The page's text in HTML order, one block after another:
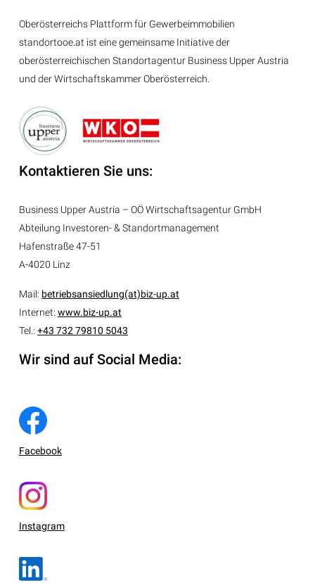
Oberösterreichs Plattform für Gewerbeimmobilien
standortooe.at ist eine gemeinsame Initiative der
oberösterreichischen Standortagentur Business Upper Austria
und der Wirtschaftskammer Oberösterreich.
Kontaktieren Sie uns:
Business Upper Austria – OÖ Wirtschaftsagentur GmbH
Abteilung Investoren- & Standortmanagement
Hafenstraße 47-51
A-4020 Linz
Mail: betriebsansiedlung(at)biz-up.at
Internet: www.biz-up.at
Tel.: +43 732 79810 5043
Wir sind auf Social Media:
Facebook
Instagram